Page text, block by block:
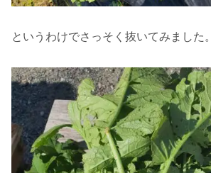
というわけでさっそく抜いてみました。